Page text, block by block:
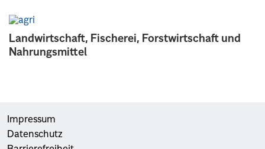
Landwirtschaft, Fischerei, Forstwirtschaft und
Nahrungsmittel
Impressum
Datenschutz